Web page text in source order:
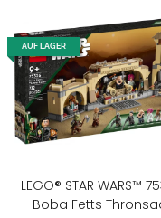
AUF LAGER
LEGO® STAR WARS™
Boba Fetts